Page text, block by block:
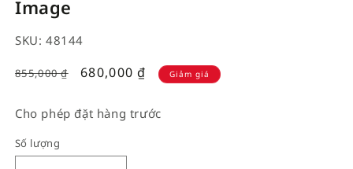
Image
SKU: 48144
855,000₫
Giá
680,000₫ Giảm giá
Cho phép đặt hàng trước
Số lượng